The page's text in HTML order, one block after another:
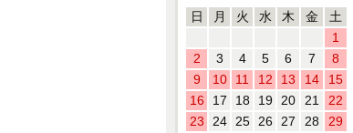
日 月 火 水 木 金
土
1
2
3 4 5 6 7
8
9
10 11 12 13 14
15
16
17 18 19 20 21
22
23
24 25 26 27 28
29